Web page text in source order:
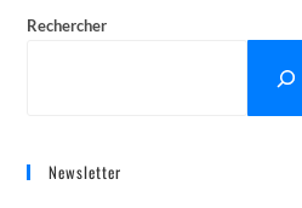
Rechercher
Newsletter